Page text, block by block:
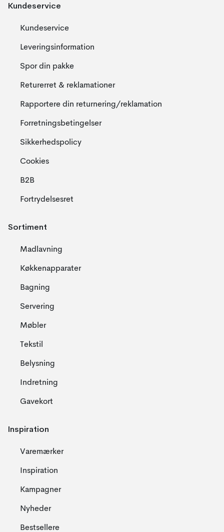
Kundeservice
Kundeservice
Leveringsinformation
Spor din pakke
Returerret & reklamationer
Rapportere din returnering/reklamation
Forretningsbetingelser
Sikkerhedspolicy
Cookies
B2B
Fortrydelsesret
Sortiment
Madlavning
Køkkenapparater
Bagning
Servering
Møbler
Tekstil
Belysning
Indretning
Gavekort
Inspiration
Varemærker
Inspiration
Kampagner
Nyheder
Bestsellere